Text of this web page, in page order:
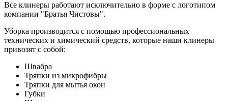
Все клинеры работают исключительно в форме с логотипом
компании "Братья Чистовы".
Уборка производится с помощью профессиональных
технических и химический средств, которые наши клинеры
привозят с собой:
Швабра
Тряпки из микрофибры
Тряпки для мытья окон
Губки